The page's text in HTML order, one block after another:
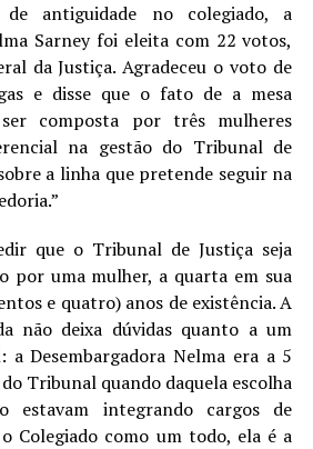
antiguidade no colegiado, a
Sarney foi eleita com 22 votos,
da Justiça. Agradeceu o voto de
e disse que o fato de a mesa
composta por três mulheres
na gestão do Tribunal de
a linha que pretende seguir na
que o Tribunal de Justiça seja
por uma mulher, a quarta em sua
e quatro) anos de existência. A
não deixa dúvidas quanto a um
Desembargadora Nelma era a 5
Tribunal quando daquela escolha
estavam integrando cargos de
Colegiado como um todo, ela é a